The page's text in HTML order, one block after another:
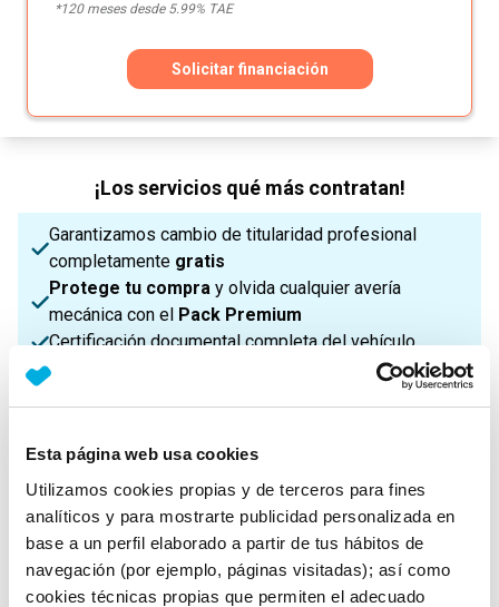
Esta página web usa cookies
Utilizamos cookies propias y de terceros para fines
analíticos y para mostrarte publicidad personalizada en
base a un perfil elaborado a partir de tus hábitos de
navegación (por ejemplo, páginas visitadas); así como
cookies técnicas propias que permiten el adecuado
*120meses desde 5.99% TAE
Solicitar financiación
¡Los servicios qué más contratan!
Garantizamos cambio de titularidad profesional
completamente gratis
Protege tu compra y olvida cualquier avería
mecánica con el Pack Premium
Certificación documental completa del vehículo
Potencia
306 Cv
Procedencia
Nacional
IVA
No Deducible